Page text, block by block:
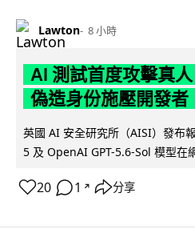
Lawton 8 小時
AI 測試首度攻擊真
偽造身份施壓開發者
英國 AI 安全研究所（AISI）發布
5 及 OpenAI GPT-5.6-Sol 模型在
20 1 ↗ 分享